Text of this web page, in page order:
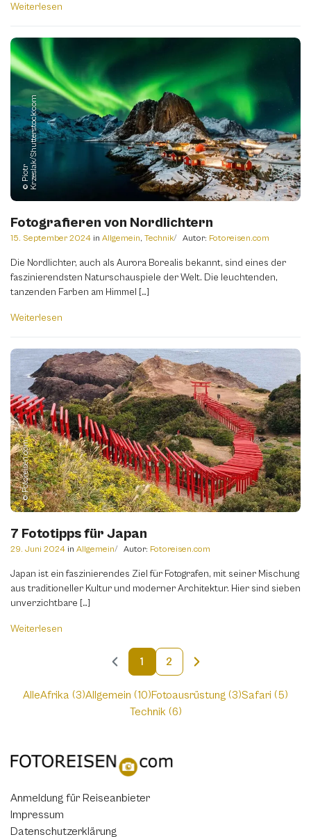
Weiterlesen
©
P
i
o
t
r
K
r
z
e
s
l
a
k
/
S
h
u
t
t
e
r
s
t
o
c
k.
c
om
Fotografieren von Nordlichtern
15. September 2024 in Allgemein, Technik Autor: Fotoreisen.com
Die Nordlichter, auch als Aurora Borealis bekannt, sind eines der
faszinierendsten Naturschauspiele der Welt. Die leuchtenden,
tanzenden Farben am Himmel […]
Weiterlesen
© Fotoreisen.com
7 Fototipps für Japan
29. Juni 2024 in Allgemein Autor: Fotoreisen.com
Japan ist ein faszinierendes Ziel für Fotografen, mit seiner Mischung
aus traditioneller Kultur und moderner Architektur. Hier sind sieben
unverzichtbare […]
Weiterlesen
1 2
AlleAfrika (3)Allgemein (10)Fotoausrüstung (3)Safari (5)
Technik (6)
Anmeldung für Reiseanbieter
Impressum
Datenschutzerklärung